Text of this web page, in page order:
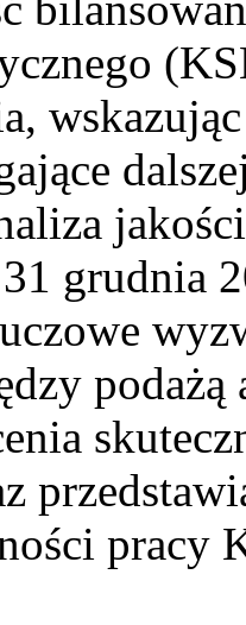
grudnia
podażą
pracy